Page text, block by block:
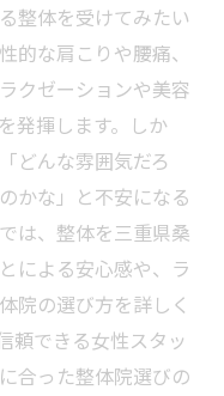
整体を受けてみたい
的な肩こりや腰痛、
クゼーションや美容
発揮します。しか
どんな雰囲気だろ
かな」と不安になる
は、整体を三重県桑
による安心感や、ラ
院の選び方を詳しく
頼できる女性スタッ
合った整体院選びの